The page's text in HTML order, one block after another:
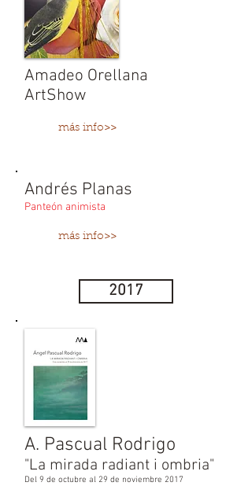
Amadeo Orellana
ArtShow
más info>>
Andrés Planas
Panteón animista
más info>>
2017
A. Pascual Rodrigo
"La mirada radiant i ombria"
Del 9 de octubre al 29 de noviembre 2017